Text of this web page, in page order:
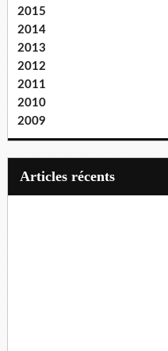
2015
2014
2013
2012
2011
2010
2009
articles récents